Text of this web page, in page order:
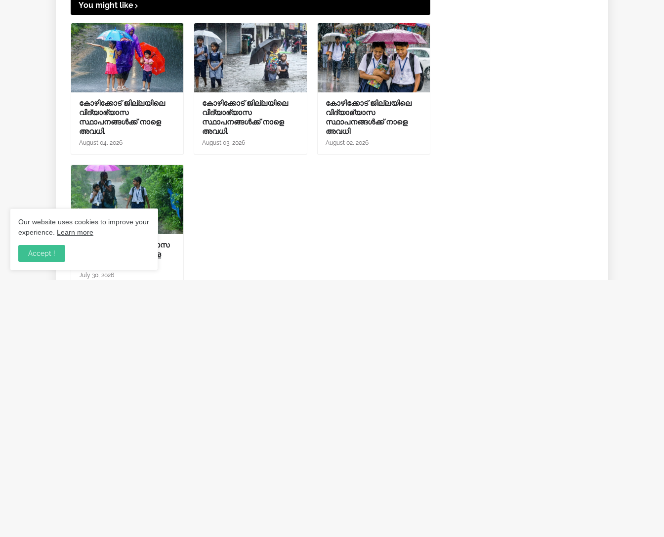
You might like
കോഴിക്കോട് ജില്ലയിലെ
വിദ്യാഭ്യാസ
സ്ഥാപനങ്ങൾക്ക് നാളെ
അവധി.
August 04, 2026
കോഴിക്കോട് ജില്ലയിലെ
വിദ്യാഭ്യാസ
സ്ഥാപനങ്ങൾക്ക് നാളെ
അവധി.
August 03, 2026
കോഴിക്കോട് ജില്ലയിലെ
വിദ്യാഭ്യാസ
സ്ഥാപനങ്ങൾക്ക് നാളെ
അവധി
August 02, 2026
കനത്ത മഴ; വിദ്യാഭ്യാസ
സ്ഥാപനങ്ങൾക്ക് നാളെ
July 30, 2026
Our website uses cookies to improve your
experience. Learn more
Accept !